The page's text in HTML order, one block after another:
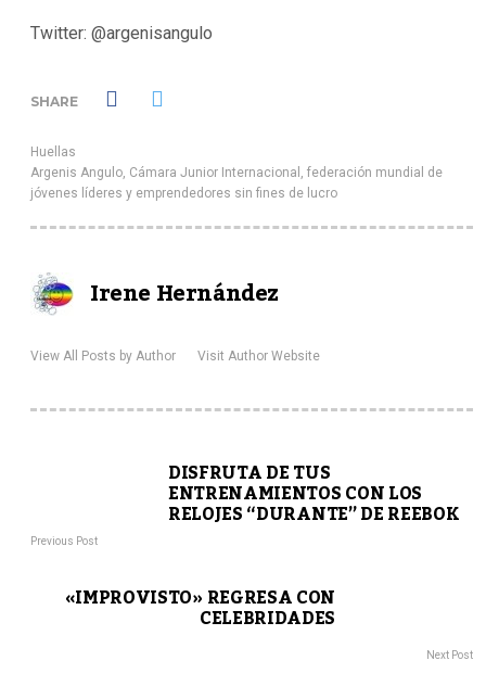
Twitter: @argenisangulo
SHARE
Huellas
Argenis Angulo, Cámara Junior Internacional , federación mundial de
jóvenes líderes y emprendedores sin fines de lucro
Irene Hernández
View All Posts by Author Visit Author Website
DISFRUTA DE TUS
ENTRENAMIENTOS CON LOS
RELOJES “DURANTE” DE REEBOK
Previous Post
«IMPROVISTO» REGRESA CON
CELEBRIDADES
Next Post